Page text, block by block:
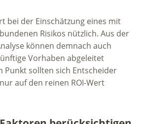
bei der Einschätzung eines mit
Risikos nützlich. Aus der
können demnach auch
Vorhaben abgeleitet
Punkt sollten sich Entscheider
auf den reinen ROI-Wert